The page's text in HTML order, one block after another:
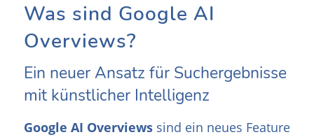
Was sind Google AI
Overviews?
Ein neuer Ansatz für Suchergebnisse
mit künstlicher Intelligenz
Google AI Overviewssind ein neues Feature